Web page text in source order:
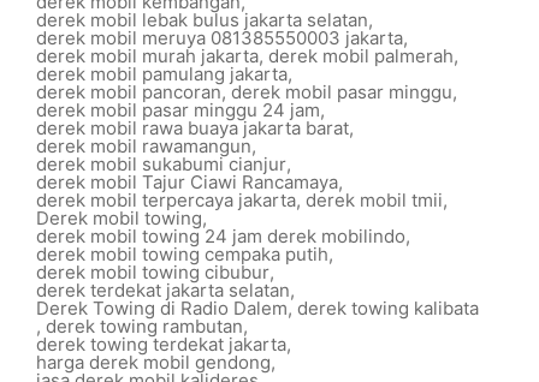
derek mobil lebak bulus jakarta selatan,
derek mobil meruya 081385550003 jakarta,
derek mobil murah jakarta, derek mobil palmerah,
derek mobil pamulang jakarta,
derek mobil pancoran,derek mobil pasar minggu,
derek mobil pasar minggu 24 jam,
derek mobil rawa buaya jakarta barat,
derek mobil rawamangun,
derek mobil sukabumi cianjur,
derek mobil Tajur Ciawi Rancamaya,
derek mobil terpercaya jakarta, derek mobil tmii,
Derek mobil towing,
derek mobil towing 24 jam derek mobilindo,
derek mobil towing cempaka putih,
derek mobil towing cibubur,
derek terdekat jakarta selatan,
Derek Towing di Radio Dalem, derek towing kalibata
, derek towing rambutan,
derek towing terdekat jakarta,
harga derek mobil gendong,